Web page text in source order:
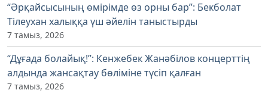
“Әрқайсысының өмірімде өз орны бар”: Бекболат
Тілеухан халыққа үш әйелін таныстырды
7 тамыз, 2026
“Дұғада болайық!”: Кенжебек Жанәбілов концерттің
алдында жансақтау бөліміне түсіп қалған
7 тамыз, 2026